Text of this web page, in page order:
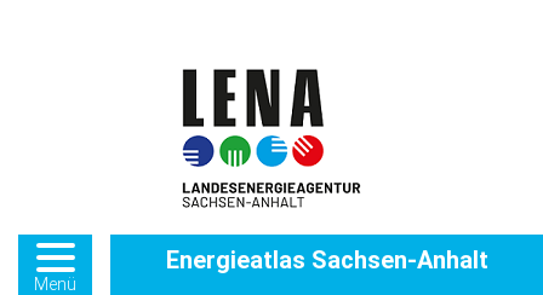
Menü
Energieatlas Sachsen-Anhalt